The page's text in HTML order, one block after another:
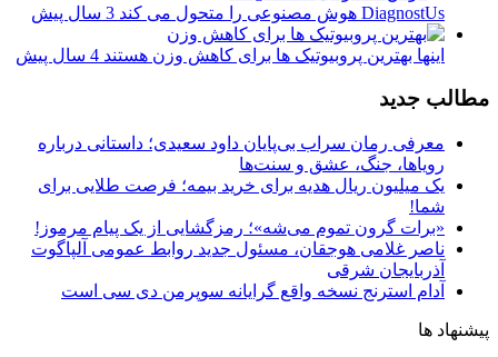
DiagnostUs هوش مصنوعی را متحول می کند 3 سال پیش
اینها بهترین پروبیوتیک ها برای کاهش وزن هستند 4 سال پیش
مطالب جدید
معرفی رمان سراب بی‌پایان داود سعیدی؛ داستانی درباره
رویاها، جنگ، عشق و سنت‌ها
یک میلیون ریال هدیه برای خرید بیمه؛ فرصت طلایی برای
شما!
«برات گرون تموم می‌شه»؛ رمزگشایی از یک پیام مرموز!
ناصر غلامی هوجقان، مسئول جدید روابط عمومی آلپاگوت
آذربایجان شرقی
آدام استرنج نسخه واقع گرایانه سوپرمن دی سی است
پیشنهاد ها